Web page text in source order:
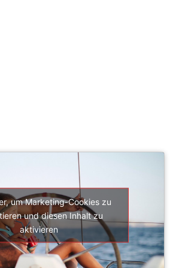
um Marketing-Cookies zu
und diesen Inhalt zu
aktivieren